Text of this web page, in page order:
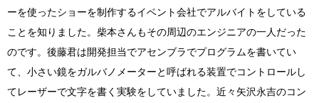
ーを使ったショーを制作するイベント会社でアルバイトをしている
ことを知りました。柴本さんもその周辺のエンジニアの一人だった
のです。後藤君は開発担当でアセンブラでプログラムを書いてい
て、小さい鏡をガルバノメーターと呼ばれる装置でコントロールし
てレーザーで文字を書く実験をしていました。近々矢沢永吉のコン